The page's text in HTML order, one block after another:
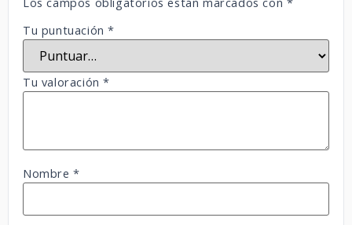
Tu puntuación*
Tu valoración*
Nombre*